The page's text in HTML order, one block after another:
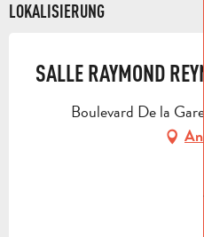
LOKALISIERUNG
SALLE RAYMOND
Boulevard De la